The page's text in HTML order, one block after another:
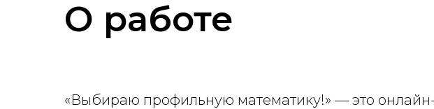
О работе
«Выбираю профильную математику!» — это онлайн-